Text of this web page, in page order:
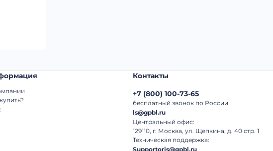
Контакты
+7 (800) 100-73-65
бесплатный звонок по России
ls@gpbl.ru
Центральный офис:
129110, г. Москва, ул. Щепкина, д. 40 стр. 1
Техническая поддержка:
Supportoris@gpbl.ru